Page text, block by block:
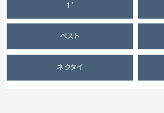
1'
ベスト
ネクタイ